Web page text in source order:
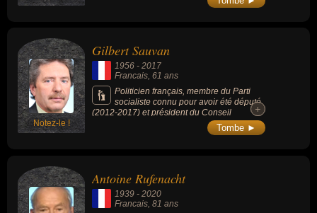
politique bordelaise avant d’être battu en
Notez-le !
Gilbert Sauvan
1956 - 2017
Francais, 61 ans
Politicien français, membre du Parti
socialiste connu pour avoir été député
(2012-2017) et président du Conseil
départemental (2012-2017) des Alpes-de-
+
+
Tombe ►
Antoine Rufenacht
1939 - 2020
Francais, 81 ans